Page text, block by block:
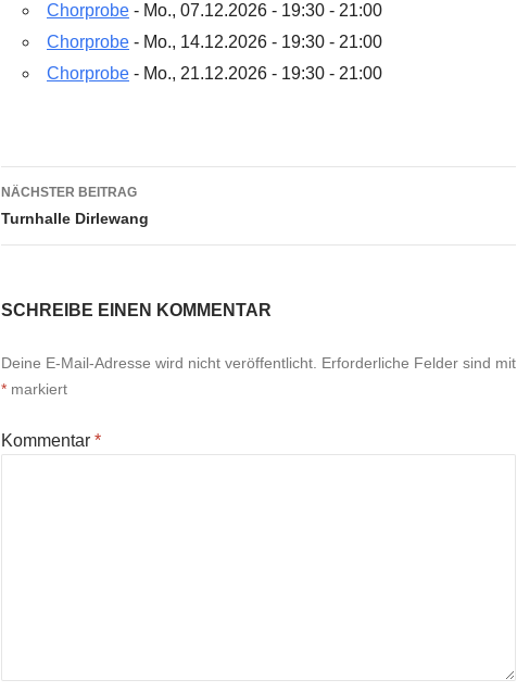
Chorprobe - Mo., 07.12.2026 - 19:30 - 21:00
Chorprobe - Mo., 14.12.2026 - 19:30 - 21:00
Chorprobe - Mo., 21.12.2026 - 19:30 - 21:00
Beitragsnavigation
NÄCHSTER BEITRAG
Turnhalle Dirlewang
SCHREIBE EINEN KOMMENTAR
Deine E-Mail-Adresse wird nicht veröffentlicht. Erforderliche Felder sind mit
* markiert
Kommentar *